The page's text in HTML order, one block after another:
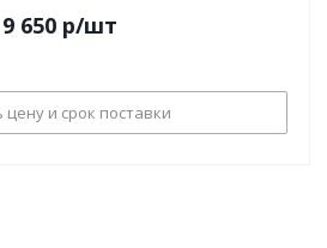
9 650 р/шт
цену и срок поставки